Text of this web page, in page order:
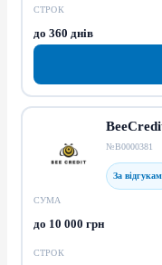
СТРОК
до 360 днів
№В0000381
За
СУМА
до 10 000 грн
СТРОК